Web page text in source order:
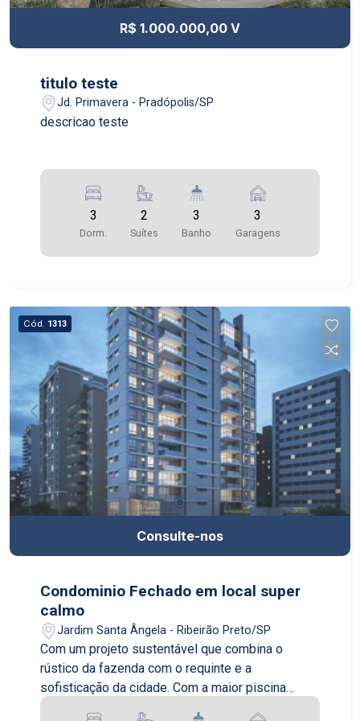
R$ 1.000.000,00 V
titulo teste
Jd. Primavera - Pradópolis/SP
descricao teste
3
Dorm.
2
Suítes
3
Banho
3
Garagens
Cód. 1313
Consulte-nos
Condominio Fechado em local super
calmo
Jardim Santa Ângela - Ribeirão Preto/SP
Com um projeto sustentável que combina o
rústico da fazenda com o requinte e a
sofisticação da cidade. Com a maior piscina